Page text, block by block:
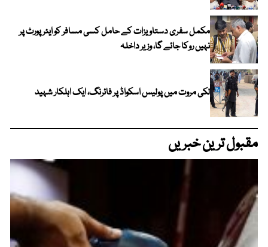
مکمل سفری دستاویزات کے حامل کسی مسافر کو ایئرپورٹ پر
نہیں روکا جائے گا، وزیر داخلہ
لکی مروت میں پولیس اسکواڈ پر فائرنگ، ایک اہلکار شہید
مقبول ترین خبریں